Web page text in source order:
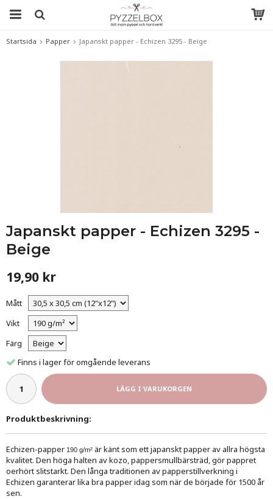
Startsida Papper Japanskt papper - Echizen 3295 - Beige
Japanskt papper - Echizen 3295 -
Beige
19,90 kr
Mått
Vikt
Färg
Finns i lager för omgående leverans
LÄGG I VARUKORGEN
Produktbeskrivning:
Echizen-papper 190 g/m² är känt som ett japanskt papper av allra högsta
kvalitet. Den höga halten av kozo, pappersmullbärsträd, gör pappret
oerhört slitstarkt. Den långa traditionen av papperstillverkning i
Echizen garanterar lika bra papper idag som när de började för 1500 år
sen.